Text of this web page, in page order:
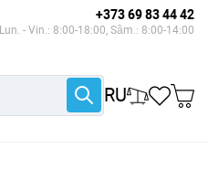
+373 69 83 44 42
Lun. - Vin.: 8:00-18:00, Sâm.: 8:00-14:00
RU